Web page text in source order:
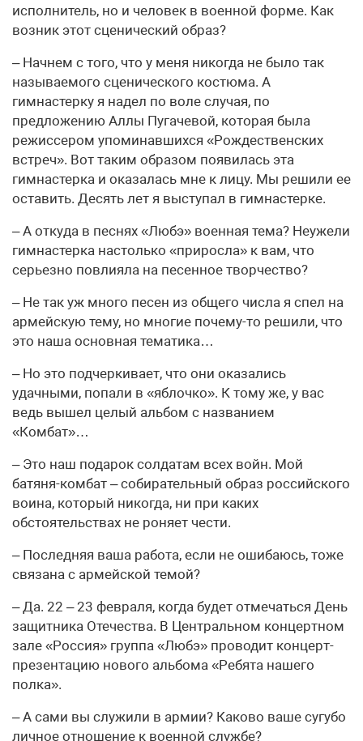
исполнитель, но и человек в военной форме. Как
возник этот сценический образ?
– Начнем с того, что у меня никогда не было так
называемого сценического костюма. А
гимнастерку я надел по воле случая, по
предложению Аллы Пугачевой, которая была
режиссером упоминавшихся «Рождественских
встреч». Вот таким образом появилась эта
гимнастерка и оказалась мне к лицу. Мы решили ее
оставить. Десять лет я выступал в гимнастерке.
– А откуда в песнях «Любэ» военная тема? Неужели
гимнастерка настолько «приросла» к вам, что
серьезно повлияла на песенное творчество?
– Не так уж много песен из общего числа я спел на
армейскую тему, но многие почему-то решили, что
это наша основная тематика…
– Но это подчеркивает, что они оказались
удачными, попали в «яблочко». К тому же, у вас
ведь вышел целый альбом с названием
«Комбат»…
– Это наш подарок солдатам всех войн. Мой
батяня-комбат – собирательный образ российского
воина, который никогда, ни при каких
обстоятельствах не роняет чести.
– Последняя ваша работа, если не ошибаюсь, тоже
связана с армейской темой?
– Да. 22 – 23 февраля, когда будет отмечаться День
защитника Отечества. В Центральном концертном
зале «Россия» группа «Любэ» проводит концерт-
презентацию нового альбома «Ребята нашего
полка».
– А сами вы служили в армии? Каково ваше сугубо
личное отношение к военной службе?